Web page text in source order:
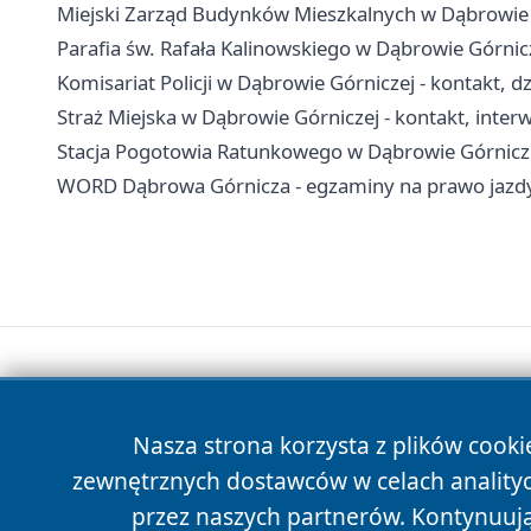
Miejski Zarząd Budynków Mieszkalnych w
Parafia św. Rafała Kalinowskiego w Dąbrowie
Komisariat Policji w Dąbrowie Górniczej - kontakt,
Straż Miejska w Dąbrowie Górniczej - kontakt,
Stacja Pogotowia Ratunkowego w Dąbrowie
WORD Dąbrowa Górnicza - egzaminy na prawo
Nasza strona korzysta z plików
zewnętrznych dostawców w celach
przez naszych partnerów.